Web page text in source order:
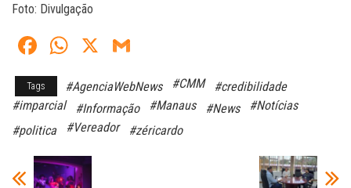
Foto: Divulgação
Fa
ce
bo
ok
W
ts
A
X
ail
Tags #AgenciaWebNews #CMM
#credibilidade
#imparcial
#Informação #Manaus #News
#Notícias
#politica
#Vereador #zéricardo